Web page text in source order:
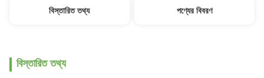
বিস্তারিত তথ্য পণ্যের বিবরণ
বিস্তারিত তথ্য